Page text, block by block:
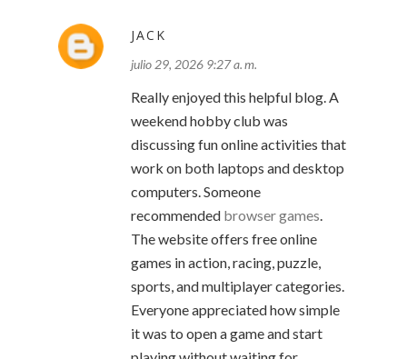
JACK
julio 29, 2026 9:27 a. m.
Really enjoyed this helpful blog. A
weekend hobby club was
discussing fun online activities that
work on both laptops and desktop
computers. Someone
recommended browser games
The website offers free online
games in action, racing, puzzle,
sports, and multiplayer categories.
Everyone appreciated how simple
it was to open a game and start